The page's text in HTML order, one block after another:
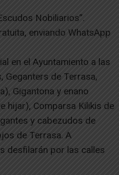
Nobiliarios”.
enviando WhatsApp
en el Ayuntamiento a las
Geganters de Terrasa,
Gigantona y enano
hijar), Comparsa Kilikis de
y cabezudos de
de Terrasa. A
desfilarán por las calles